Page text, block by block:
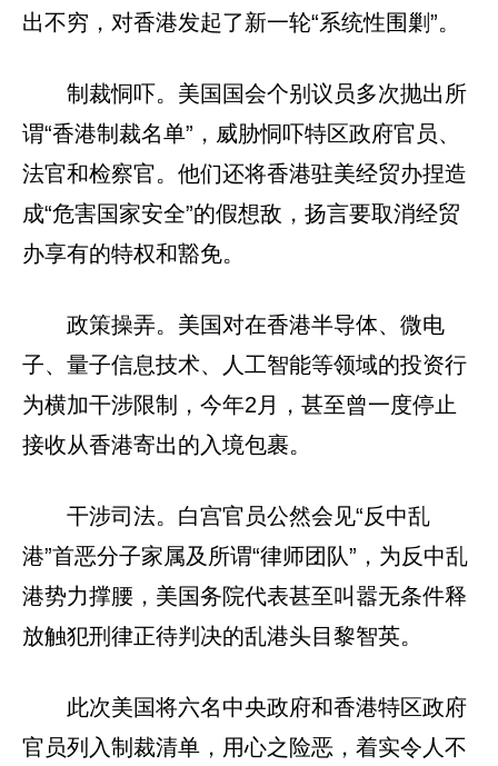
出不穷，对香港发起了新一轮“系统性围剿”。
制裁恫吓。美国国会个别议员多次抛出所
谓“香港制裁名单”，威胁恫吓特区政府官员、
法官和检察官。他们还将香港驻美经贸办捏造
成“危害国家安全”的假想敌，扬言要取消经贸
办享有的特权和豁免。
政策操弄。美国对在香港半导体、微电
子、量子信息技术、人工智能等领域的投资行
为横加干涉限制，今年2月，甚至曾一度停止
接收从香港寄出的入境包裹。
干涉司法。白宫官员公然会见“反中乱
港”首恶分子家属及所谓“律师团队”，为反中乱
港势力撑腰，美国务院代表甚至叫嚣无条件释
放触犯刑律正待判决的乱港头目黎智英。
此次美国将六名中央政府和香港特区政府
官员列入制裁清单，用心之险恶，着实令人不